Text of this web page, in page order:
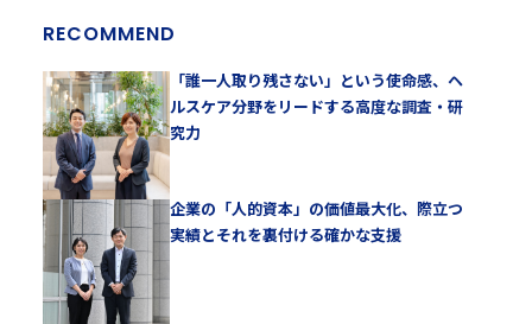
RECOMMEND
「誰一人取り残さない」という使命感、ヘ
ルスケア分野をリードする高度な調査・研
究力
企業の「人的資本」の価値最大化、際立つ
実績とそれを裏付ける確かな支援